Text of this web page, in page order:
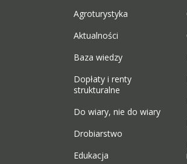
Agroturystyka
Aktualności
Baza wiedzy
Dopłaty i renty
strukturalne
Do wiary, nie do wiary
Drobiarstwo
Edukacja